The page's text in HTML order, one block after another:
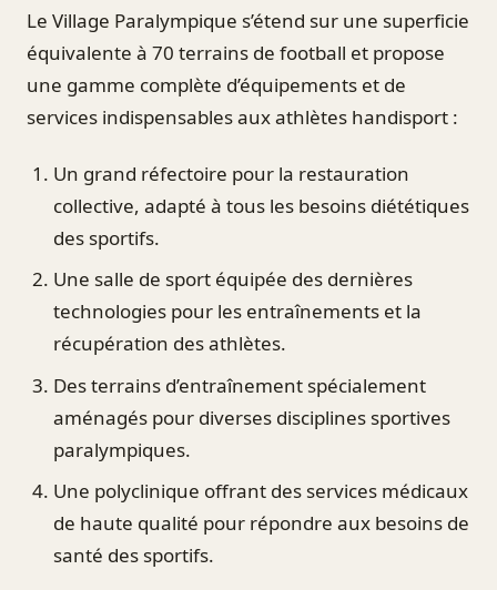
Le Village Paralympique s’étend sur une superficie
équivalente à 70 terrains de football et propose
une gamme complète d’équipements et de
services indispensables aux athlètes handisport :
Un grand réfectoire pour la restauration
collective, adapté à tous les besoins diététiques
des sportifs.
Une salle de sport équipée des dernières
technologies pour les entraînements et la
récupération des athlètes.
Des terrains d’entraînement spécialement
aménagés pour diverses disciplines sportives
paralympiques.
Une polyclinique offrant des services médicaux
de haute qualité pour répondre aux besoins de
santé des sportifs.